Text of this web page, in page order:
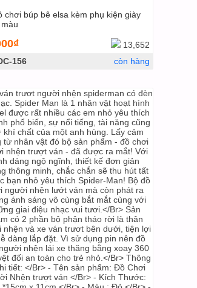
chơi búp bê elsa kèm phụ kiện giày
13,652
156 còn hàng